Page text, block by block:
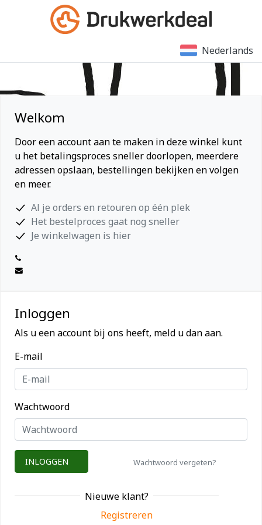
Nederlands
Welkom
Door een account aan te maken in deze winkel kunt
u het betalingsproces sneller doorlopen, meerdere
adressen opslaan, bestellingen bekijken en volgen
en meer.
Al je orders en retouren op één plek
Het bestelproces gaat nog sneller
Je winkelwagen is hier
Inloggen
Als u een account bij ons heeft, meld u dan aan.
E-mail
Wachtwoord
INLOGGEN Wachtwoord vergeten?
Nieuwe klant?
Registreren